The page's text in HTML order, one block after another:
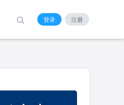
登录 注册